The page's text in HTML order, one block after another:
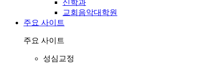
신학과
교회음악대학원
주요 사이트
주요 사이트
성심교정